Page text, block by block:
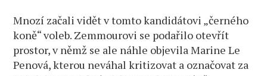
Mnozí začali vidět v tomto kandidátovi „černého
koně“ voleb. Zemmourovi se podařilo otevřít
prostor, v němž se ale náhle objevila Marine Le
Penová, kterou neváhal kritizovat a označovat za